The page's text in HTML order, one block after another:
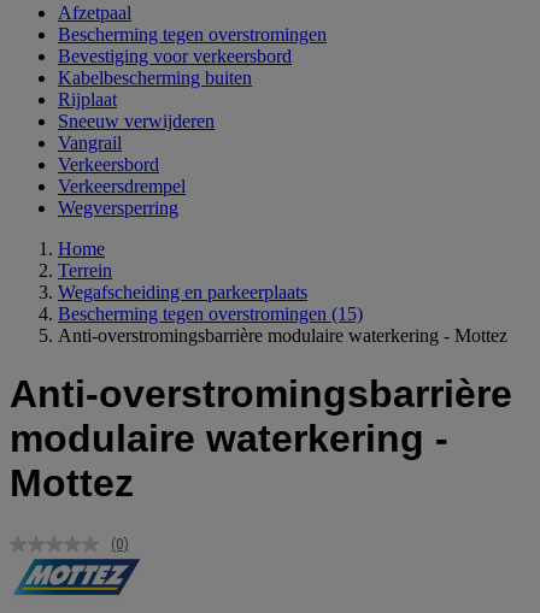
Afzetpaal
Bescherming tegen overstromingen
Bevestiging voor verkeersbord
Kabelbescherming buiten
Rijplaat
Sneeuw verwijderen
Vangrail
Verkeersbord
Verkeersdrempel
Wegversperring
Home
Terrein
Wegafscheiding en parkeerplaats
Bescherming tegen overstromingen (15)
Anti-overstromingsbarrière modulaire waterkering - Mottez
Anti-overstromingsbarrière
modulaire waterkering -
Mottez
Geen
scorewaarde.
Dezelfde
(0)